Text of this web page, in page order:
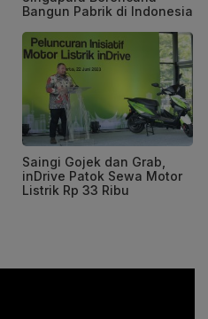
Bangun Pabrik di Indonesia
Saingi Gojek dan Grab,
inDrive Patok Sewa Motor
Listrik Rp 33 Ribu